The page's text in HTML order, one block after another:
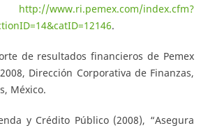
http://www.ri.pemex.com/index.cfm?
.
de resultados financieros de Pemex
Dirección Corporativa de Finanzas,
México.
y Crédito Público (2008), “Asegura